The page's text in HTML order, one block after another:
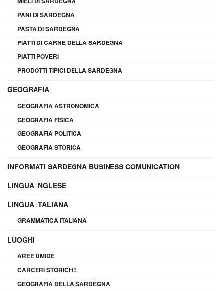
PANI DI SARDEGNA
PASTA DI SARDEGNA
PIATTI DI CARNE DELLA SARDEGNA
PIATTI POVERI
PRODOTTI TIPICI DELLA SARDEGNA
GEOGRAFIA
GEOGRAFIA ASTRONOMICA
GEOGRAFIA FISICA
GEOGRAFIA POLITICA
GEOGRAFIA STORICA
INFORMATI SARDEGNA BUSINESS COMUNICATION
LINGUA INGLESE
LINGUA ITALIANA
GRAMMATICA ITALIANA
LUOGHI
AREE UMIDE
CARCERI STORICHE
GEOGRAFIA DELLA SARDEGNA